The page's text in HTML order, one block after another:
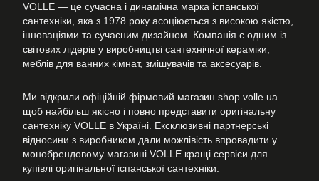
VOLLE — це сучасна і динамічна марка іспанської
сантехніки, яка з 1978 року асоціюється з високою якістю,
інноваціями та сучасним дизайном. Компанія є одним із
світових лідерів у виробництві сантехнічної кераміки,
меблів для ванних кімнат, змішувачів та аксесуарів.
Ми відкрили офіційній фірмовий магазин shop.volle.ua
щоб найбільш якісно і повно представити оригінальну
сантехніку VOLLE в Україні. Ексклюзивні партнерські
відносини з виробником дали можлівість впровадити у
монобрендовому магазині VOLLE кращі сервіси для
купівлі оригінальної іспанської сантехніки: